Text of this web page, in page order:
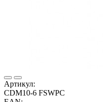
Артикул:
CDM10-6 FSWPC